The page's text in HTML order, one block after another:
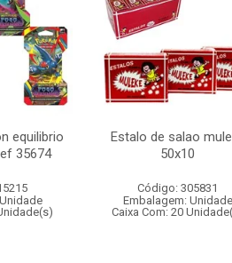
equilibrio
35674
Estalo de salao
50x10
Código: 305831
Embalagem: Unidade
Caixa Com: 20